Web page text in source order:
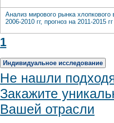
Анализ мирового рынка хлопкового
2006-2010 гг, прогноз на 2011-2015 гг
1
Индивидуальное исследование
Не нашли
Закажите
Вашей отрасли